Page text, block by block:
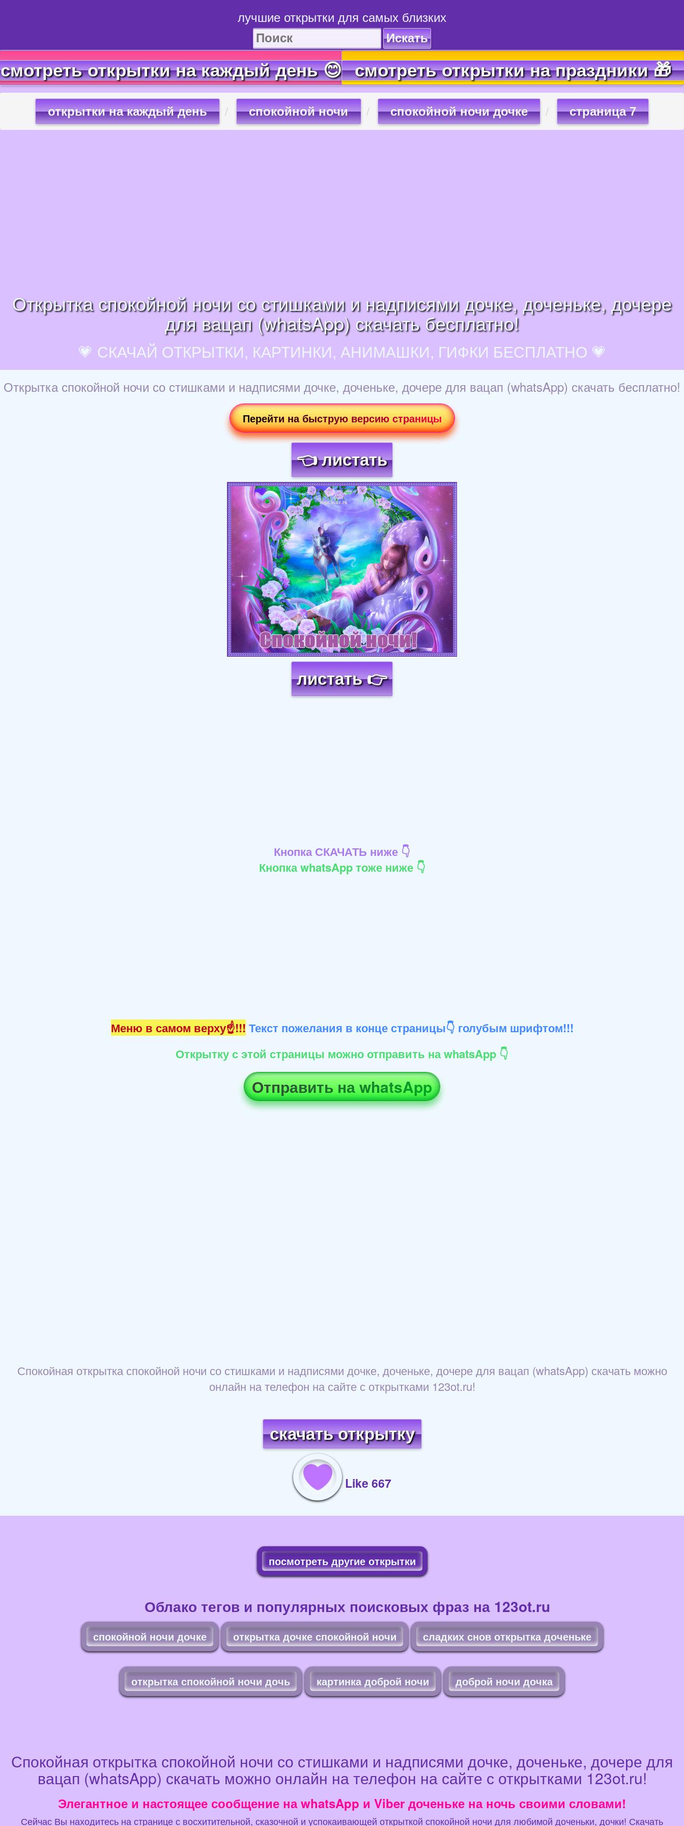
лучшие открытки для самых близких
Искать
смотреть открытки на каждый день 😊 смотреть открытки на праздники 🎁
открытки на каждый день спокойной ночи спокойной ночи дочке страница 7
Открытка спокойной ночи со стишками и надписями дочке, доченьке, дочере
для вацап (whatsApp) скачать бесплатно!
💗 СКАЧАЙ ОТКРЫТКИ, КАРТИНКИ, АНИМАШКИ, ГИФКИ БЕСПЛАТНО 💗
Открытка спокойной ночи со стишками и надписями дочке, доченьке, дочере для вацап (whatsApp) скачать бесплатно!
Перейти на быструю версию страницы
👈 листать
Загрузка картинки...
листать 👉
Кнопка СКАЧАТЬ ниже 👇
Кнопка whatsApp тоже ниже 👇
Меню в самом верху☝!!! Текст пожелания в конце страницы👇 голубым шрифтом!!!
Открытку с этой страницы можно отправить на whatsApp 👇
Отправить на whatsApp
Спокойная открытка спокойной ночи со стишками и надписями дочке, доченьке, дочере для вацап (whatsApp) скачать можно
онлайн на телефон на сайте с открытками 123ot.ru!
скачать открытку
Like 667
посмотреть другие открытки
Облако тегов и популярных поисковых фраз на 123ot.ru
спокойной ночи дочке открытка дочке спокойной ночи сладких снов открытка доченьке
открытка спокойной ночи дочь картинка доброй ночи доброй ночи дочка
Спокойная открытка спокойной ночи со стишками и надписями дочке, доченьке, дочере для
вацап (whatsApp) скачать можно онлайн на телефон на сайте с открытками 123ot.ru!
Элегантное и настоящее сообщение на whatsApp и Viber доченьке на ночь своими словами!
Сейчас Вы находитесь на странице с восхитительной, сказочной и успокаивающей открыткой спокойной ночи для любимой доченьки, дочки! Скачать